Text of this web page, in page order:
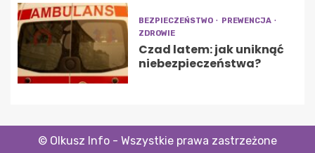
BEZPIECZEŃSTWO
PREWENCJA
ZDROWIE
Czad latem: jak uniknąć
niebezpieczeństwa?
© Olkusz Info - Wszystkie prawa zastrzeżone